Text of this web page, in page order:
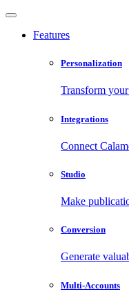
Features
Personalization
Transform
Integrations
Connect
Studio
Make
Conversion
Generate
Multi-Accounts